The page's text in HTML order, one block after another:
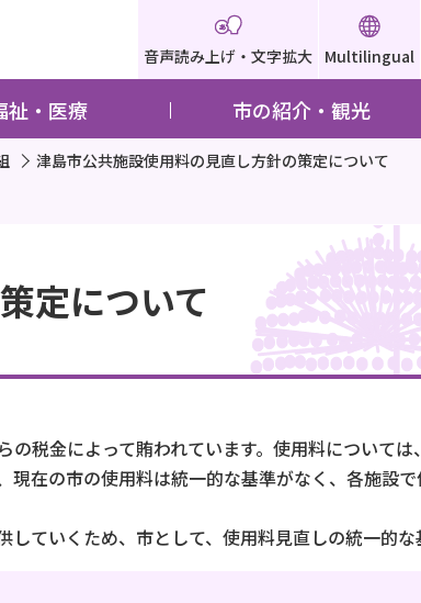
音声読み上げ・文字拡大 Multilingual
祉・医療 市の紹介・観光
津島市公共施設使用料の見直し方針の策定について
定について
税金によって賄われています。使用料について
在の市の使用料は統一的な基準がなく、各施設
ていくため、市として、使用料見直しの統一的な